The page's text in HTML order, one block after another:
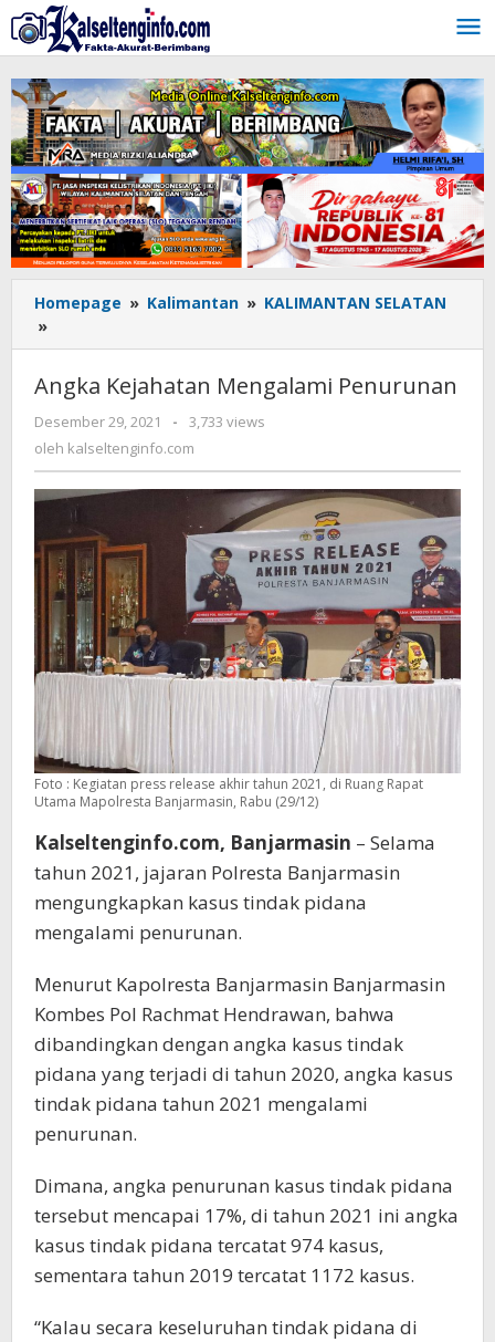
Lewati
ke
konten
Homepage » Kalimantan » KALIMANTAN SELATAN
»
Kejahatan
Mengalami
Penurunan
Angka Kejahatan Mengalami Penurunan
Desember 29, 2021
oleh
kalseltenginfo.com
-
3,733 views
oleh kalseltenginfo.com
Foto : Kegiatan press release akhir tahun 2021, di Ruang Rapat
Utama Mapolresta Banjarmasin, Rabu (29/12)
Kalseltenginfo.com, Banjarmasin – Selama
tahun 2021, jajaran Polresta Banjarmasin
mengungkapkan kasus tindak pidana
mengalami penurunan.
Menurut Kapolresta Banjarmasin Banjarmasin
Kombes Pol Rachmat Hendrawan, bahwa
dibandingkan dengan angka kasus tindak
pidana yang terjadi di tahun 2020, angka kasus
tindak pidana tahun 2021 mengalami
penurunan.
Dimana, angka penurunan kasus tindak pidana
tersebut mencapai 17%, di tahun 2021 ini angka
kasus tindak pidana tercatat 974 kasus,
sementara tahun 2019 tercatat 1172 kasus.
“Kalau secara keseluruhan tindak pidana di